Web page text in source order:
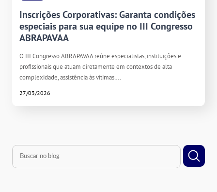
Inscrições Corporativas: Garanta condições
especiais para sua equipe no III Congresso
ABRAPAVAA
O III Congresso ABRAPAVAA reúne especialistas, instituições e
profissionais que atuam diretamente em contextos de alta
complexidade, assistência às vítimas….
27/03/2026